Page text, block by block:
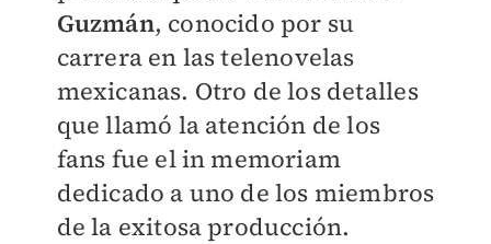
Guzmán, conocido por su
carrera en las telenovelas
mexicanas. Otro de los detalles
que llamó la atención de los
fans fue el in memoriam
dedicado a uno de los miembros
de la exitosa producción.